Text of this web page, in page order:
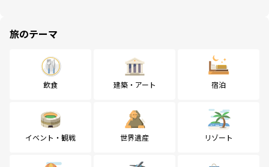
旅のテーマ
飲食 建築・アート 宿泊
イベント・観戦 世界遺産 リゾート